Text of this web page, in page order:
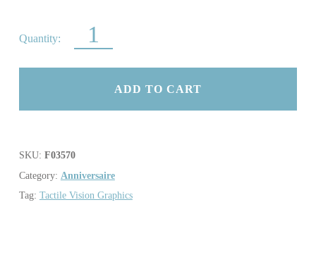
ADD TO CART
SKU: F03570
Category: Anniversaire
Tag: Tactile Vision Graphics